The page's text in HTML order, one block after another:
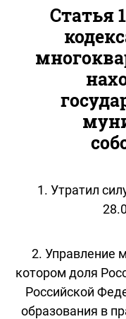
Статья
1. Утратил
2. Управление
котором доля
Российской
образования в